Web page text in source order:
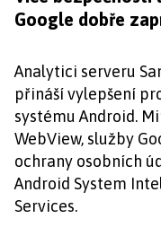
Google dobře
Analytici serveru
přináší vylepšení
systému Android.
WebView, služby
ochrany osobních
Android System
Services.